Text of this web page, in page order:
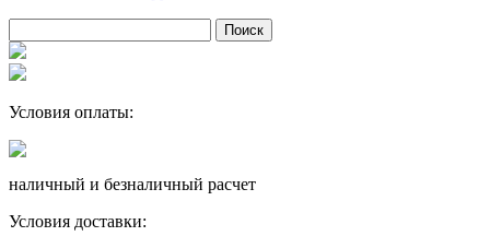
Условия оплаты:
наличный и безналичный расчет
Условия доставки: